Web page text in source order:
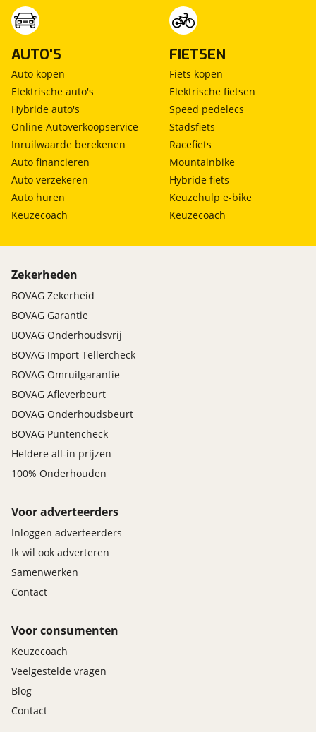
AUTO'S
Auto kopen
Elektrische auto's
Hybride auto's
Online Autoverkoopservice
Inruilwaarde berekenen
Auto financieren
Auto verzekeren
Auto huren
Keuzecoach
FIETSEN
Fiets kopen
Elektrische fietsen
Speed pedelecs
Stadsfiets
Racefiets
Mountainbike
Hybride fiets
Keuzehulp e-bike
Keuzecoach
Zekerheden
BOVAG Zekerheid
BOVAG Garantie
BOVAG Onderhoudsvrij
BOVAG Import Tellercheck
BOVAG Omruilgarantie
BOVAG Afleverbeurt
BOVAG Onderhoudsbeurt
BOVAG Puntencheck
Heldere all-in prijzen
100% Onderhouden
Voor adverteerders
Inloggen adverteerders
Ik wil ook adverteren
Samenwerken
Contact
Voor consumenten
Keuzecoach
Veelgestelde vragen
Blog
Contact